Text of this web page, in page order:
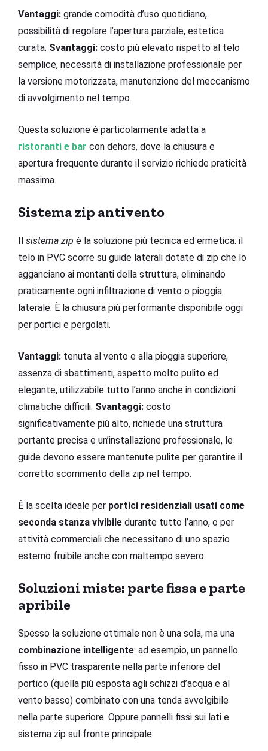
Vantaggi: grande comodità d’uso quotidiano,
possibilità di regolare l’apertura parziale, estetica
curata. Svantaggi: costo più elevato rispetto al telo
semplice, necessità di installazione professionale per
la versione motorizzata, manutenzione del meccanismo
di avvolgimento nel tempo.
Questa soluzione è particolarmente adatta a
ristoranti e bar con dehors, dove la chiusura e
apertura frequente durante il servizio richiede praticità
massima.
Sistema zip antivento
Il sistema zip è la soluzione più tecnica ed ermetica: il
telo in PVC scorre su guide laterali dotate di zip che lo
agganciano ai montanti della struttura, eliminando
praticamente ogni infiltrazione di vento o pioggia
laterale. È la chiusura più performante disponibile oggi
per portici e pergolati.
Vantaggi: tenuta al vento e alla pioggia superiore,
assenza di sbattimenti, aspetto molto pulito ed
elegante, utilizzabile tutto l’anno anche in condizioni
climatiche difficili. Svantaggi: costo
significativamente più alto, richiede una struttura
portante precisa e un’installazione professionale, le
guide devono essere mantenute pulite per garantire il
corretto scorrimento della zip nel tempo.
È la scelta ideale per portici residenziali usati come
seconda stanza vivibile durante tutto l’anno, o per
attività commerciali che necessitano di uno spazio
esterno fruibile anche con maltempo severo.
Soluzioni miste: parte fissa e parte
apribile
Spesso la soluzione ottimale non è una sola, ma una
combinazione intelligente: ad esempio, un pannello
fisso in PVC trasparente nella parte inferiore del
portico (quella più esposta agli schizzi d’acqua e al
vento basso) combinato con una tenda avvolgibile
nella parte superiore. Oppure pannelli fissi sui lati e
sistema zip sul fronte principale.